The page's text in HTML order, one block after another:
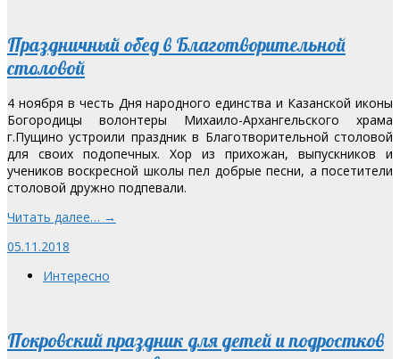
Праздничный обед в Благотворительной
столовой
4 ноября в честь Дня народного единства и Казанской иконы
Богородицы волонтеры Михаило-Архангельского храма
г.Пущино устроили праздник в Благотворительной столовой
для своих подопечных. Хор из прихожан, выпускников и
учеников воскресной школы пел добрые песни, а посетители
столовой дружно подпевали.
Читать далее… →
05.11.2018
Интересно
Покровский праздник для детей и подростков